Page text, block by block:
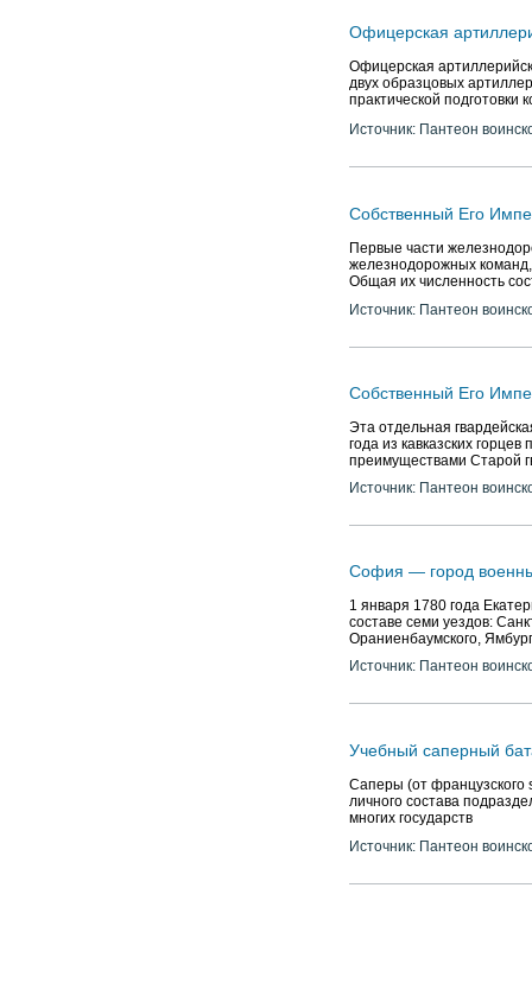
Офицерская
Офицерская
двух образцовых
практической подготовки
Источник: Пантеон
Собственный Его
Первые части
железнодорожных
Общая их численность
Источник: Пантеон
Собственный Его
Эта отдельная
года из кавказских
преимуществами Старой
Источник: Пантеон
София — город
1 января 1780 года
составе семи уездов:
Ораниенбаумского,
Источник: Пантеон
Учебный саперный
Саперы (от французского
личного состава
многих государств
Источник: Пантеон